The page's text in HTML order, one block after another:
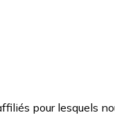
pour lesquels